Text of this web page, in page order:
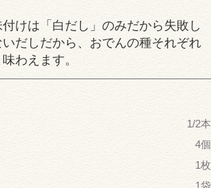
けは「白だし」のみだから失敗し
だしだから、おでんの種それぞれ
わえます。
1/2本
4個
1枚
1袋